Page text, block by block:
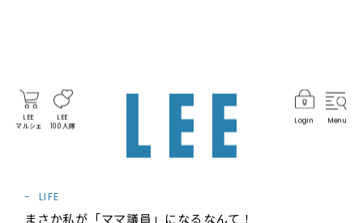
LEE
マルシェ
LEE
100人隊
Login Menu
LIFE
まさか私が「ママ議員」になるなんて！